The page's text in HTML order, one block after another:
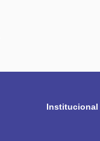
Institucional